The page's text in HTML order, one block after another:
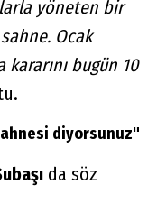
yöneten bir
Ocak
bugün 10
diyorsunuz"
da söz